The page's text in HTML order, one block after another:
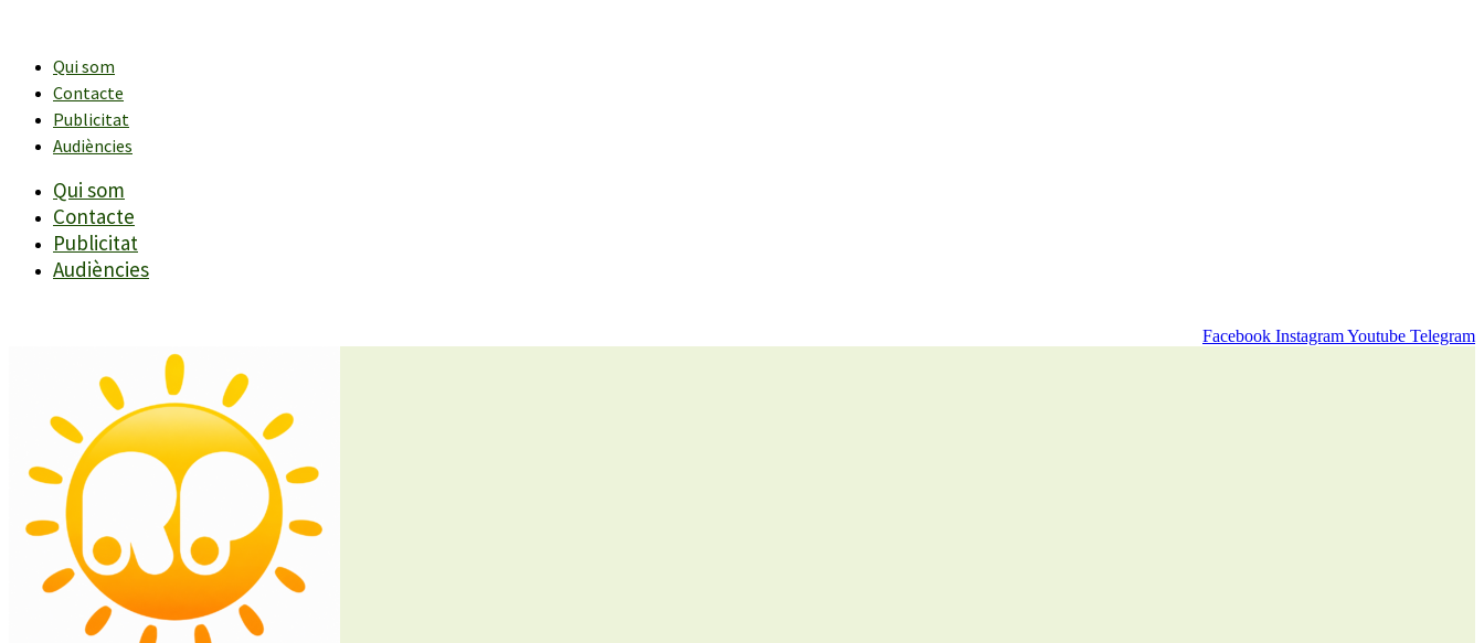
contingutQui som
Contacte
Publicitat
Audiències
Qui som
Contacte
Publicitat
Audiències
Facebook InstagramYoutube Telegram